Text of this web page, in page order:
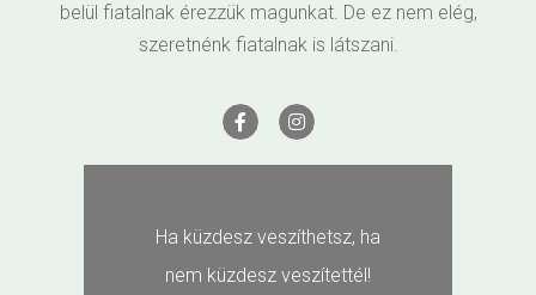
belül fiatalnak érezzük magunkat. De ez nem elég,
szeretnénk fiatalnak is látszani.
Ha küzdesz veszíthetsz, ha
nem küzdesz veszítettél!